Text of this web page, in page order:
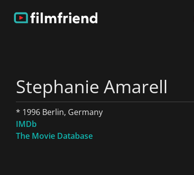
Stephanie Amarell
* 1996 Berlin, Germany
IMDb
The Movie Database